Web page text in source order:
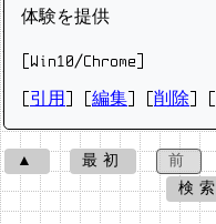
体験を提供
[Win10/Chrome]
引用 編集 削除
▲ 最初 前
検索